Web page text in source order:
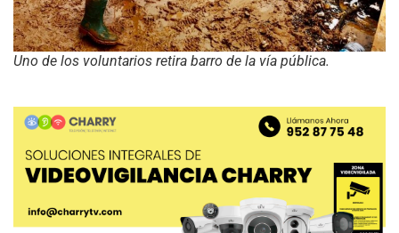
Uno de los voluntarios retira barro de la vía pública.